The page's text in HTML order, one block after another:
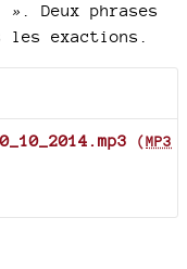
»
. Deux phrases
exactions.
(MP3